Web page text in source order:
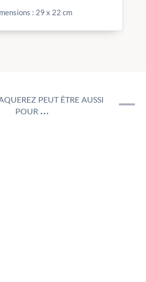
: 29 x 22 cm
peut être aussi
pour …